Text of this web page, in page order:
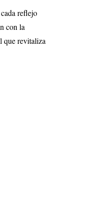
reflejo
con la
que revitaliza